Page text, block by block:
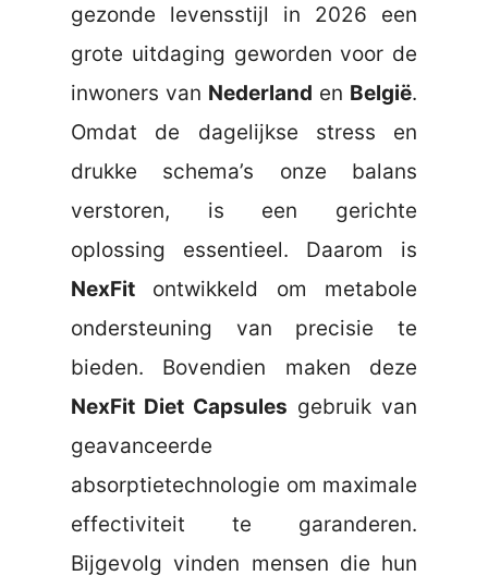
gezonde levensstijl in 2026 een
grote uitdaging geworden voor de
inwoners van Nederland en België.
Omdat de dagelijkse stress en
drukke schema’s onze balans
verstoren, is een gerichte
oplossing essentieel. Daarom is
NexFit ontwikkeld om metabole
ondersteuning van precisie te
bieden. Bovendien maken deze
NexFit Diet Capsules gebruik van
geavanceerde
absorptietechnologie om maximale
effectiviteit te garanderen.
Bijgevolg vinden mensen die hun